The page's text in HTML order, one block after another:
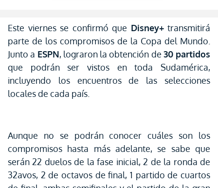
Este viernes se confirmó que Disney+transmitirá
parte de los compromisos de la Copa del Mundo.
Junto a ESPN, lograron la obtención de 30 partidos
que podrán ser vistos en toda Sudamérica,
incluyendo los encuentros de las selecciones
locales de cada país.
Aunque no se podrán conocer cuáles son los
compromisos hasta más adelante, se sabe que
serán 22 duelos de la fase inicial, 2 de la ronda de
32avos, 2 de octavos de final, 1 partido de cuartos